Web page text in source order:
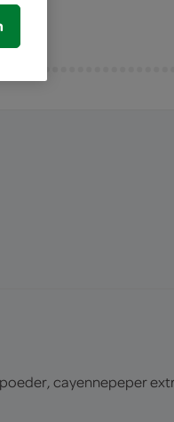
cayennepeper